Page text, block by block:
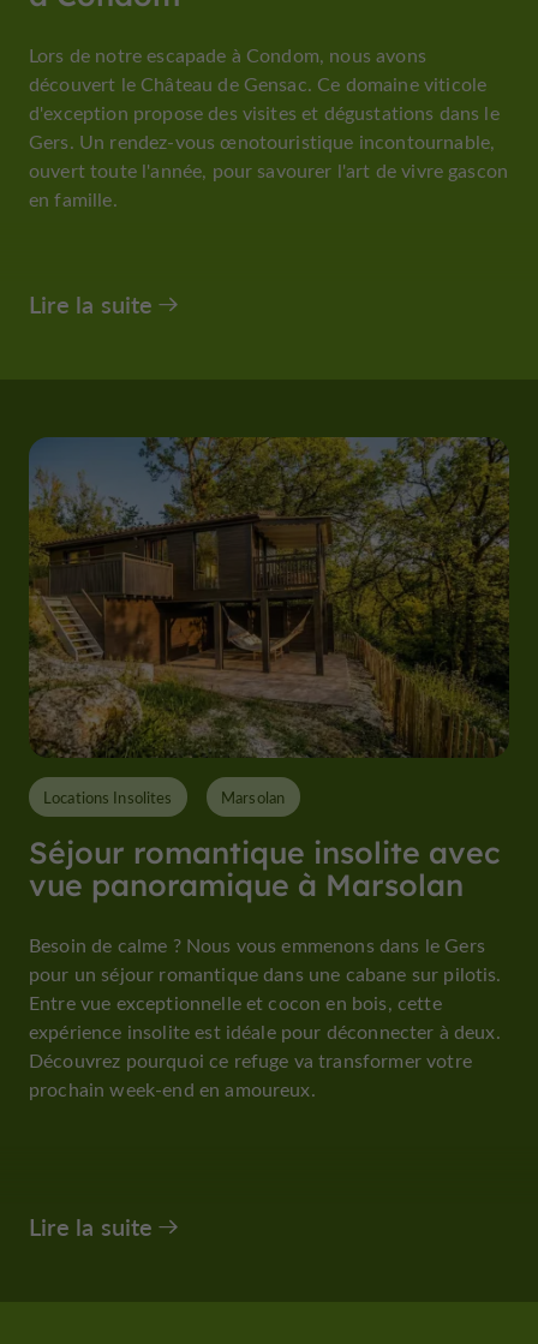
Lors de notre escapade à Condom, nous avons
découvert le Château de Gensac. Ce domaine viticole
d'exception propose des visites et dégustations dans le
Gers. Un rendez-vous œnotouristique incontournable,
ouvert toute l'année, pour savourer l'art de vivre gascon
en famille.
Lire la suite
Séjour romantique insolite avec
vue panoramique à Marsolan
Locations Insolites Marsolan
Besoin de calme ? Nous vous emmenons dans le Gers
pour un séjour romantique dans une cabane sur pilotis.
Entre vue exceptionnelle et cocon en bois, cette
expérience insolite est idéale pour déconnecter à deux.
Découvrez pourquoi ce refuge va transformer votre
prochain week-end en amoureux.
Lire la suite